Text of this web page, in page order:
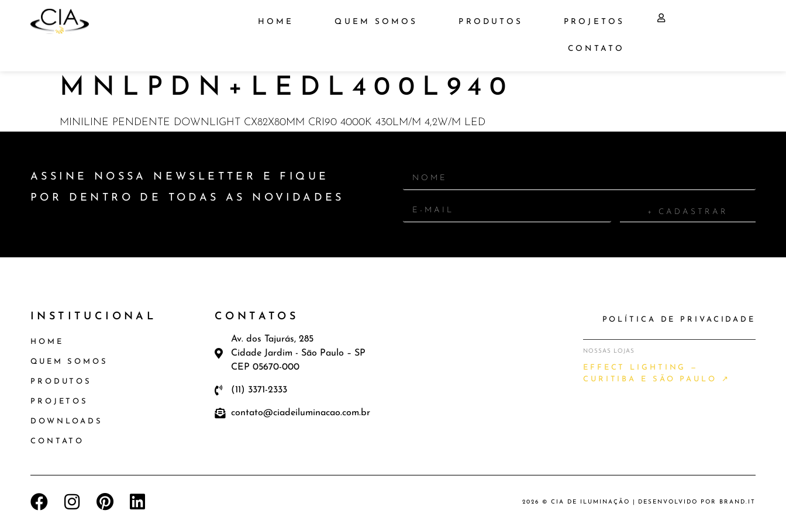
HOME QUEM SOMOS PRODUTOS PROJETOS
CONTATO
MNLPDN+LEDL400L940
MINILINE PENDENTE DOWNLIGHT CX82X80MM CRI90 4000K 430LM/M 4,2W/M LED
ASSINE NOSSA NEWSLETTER E FIQUE
POR DENTRO DE TODAS AS NOVIDADES
+ CADASTRAR
INSTITUCIONAL
HOME
QUEM SOMOS
PRODUTOS
PROJETOS
DOWNLOADS
CONTATO
CONTATOS
Av. dos Tajurás, 285
Cidade Jardim - São Paulo – SP
CEP 05670-000
(11) 3371-2333
contato@ciadeiluminacao.com.br
POLÍTICA DE PRIVACIDADE
NOSSAS LOJAS
EFFECT LIGHTING —
CURITIBA E SÃO PAULO ↗
2026 © CIA DE ILUMINAÇÃO | DESENVOLVIDO POR BRAND.IT